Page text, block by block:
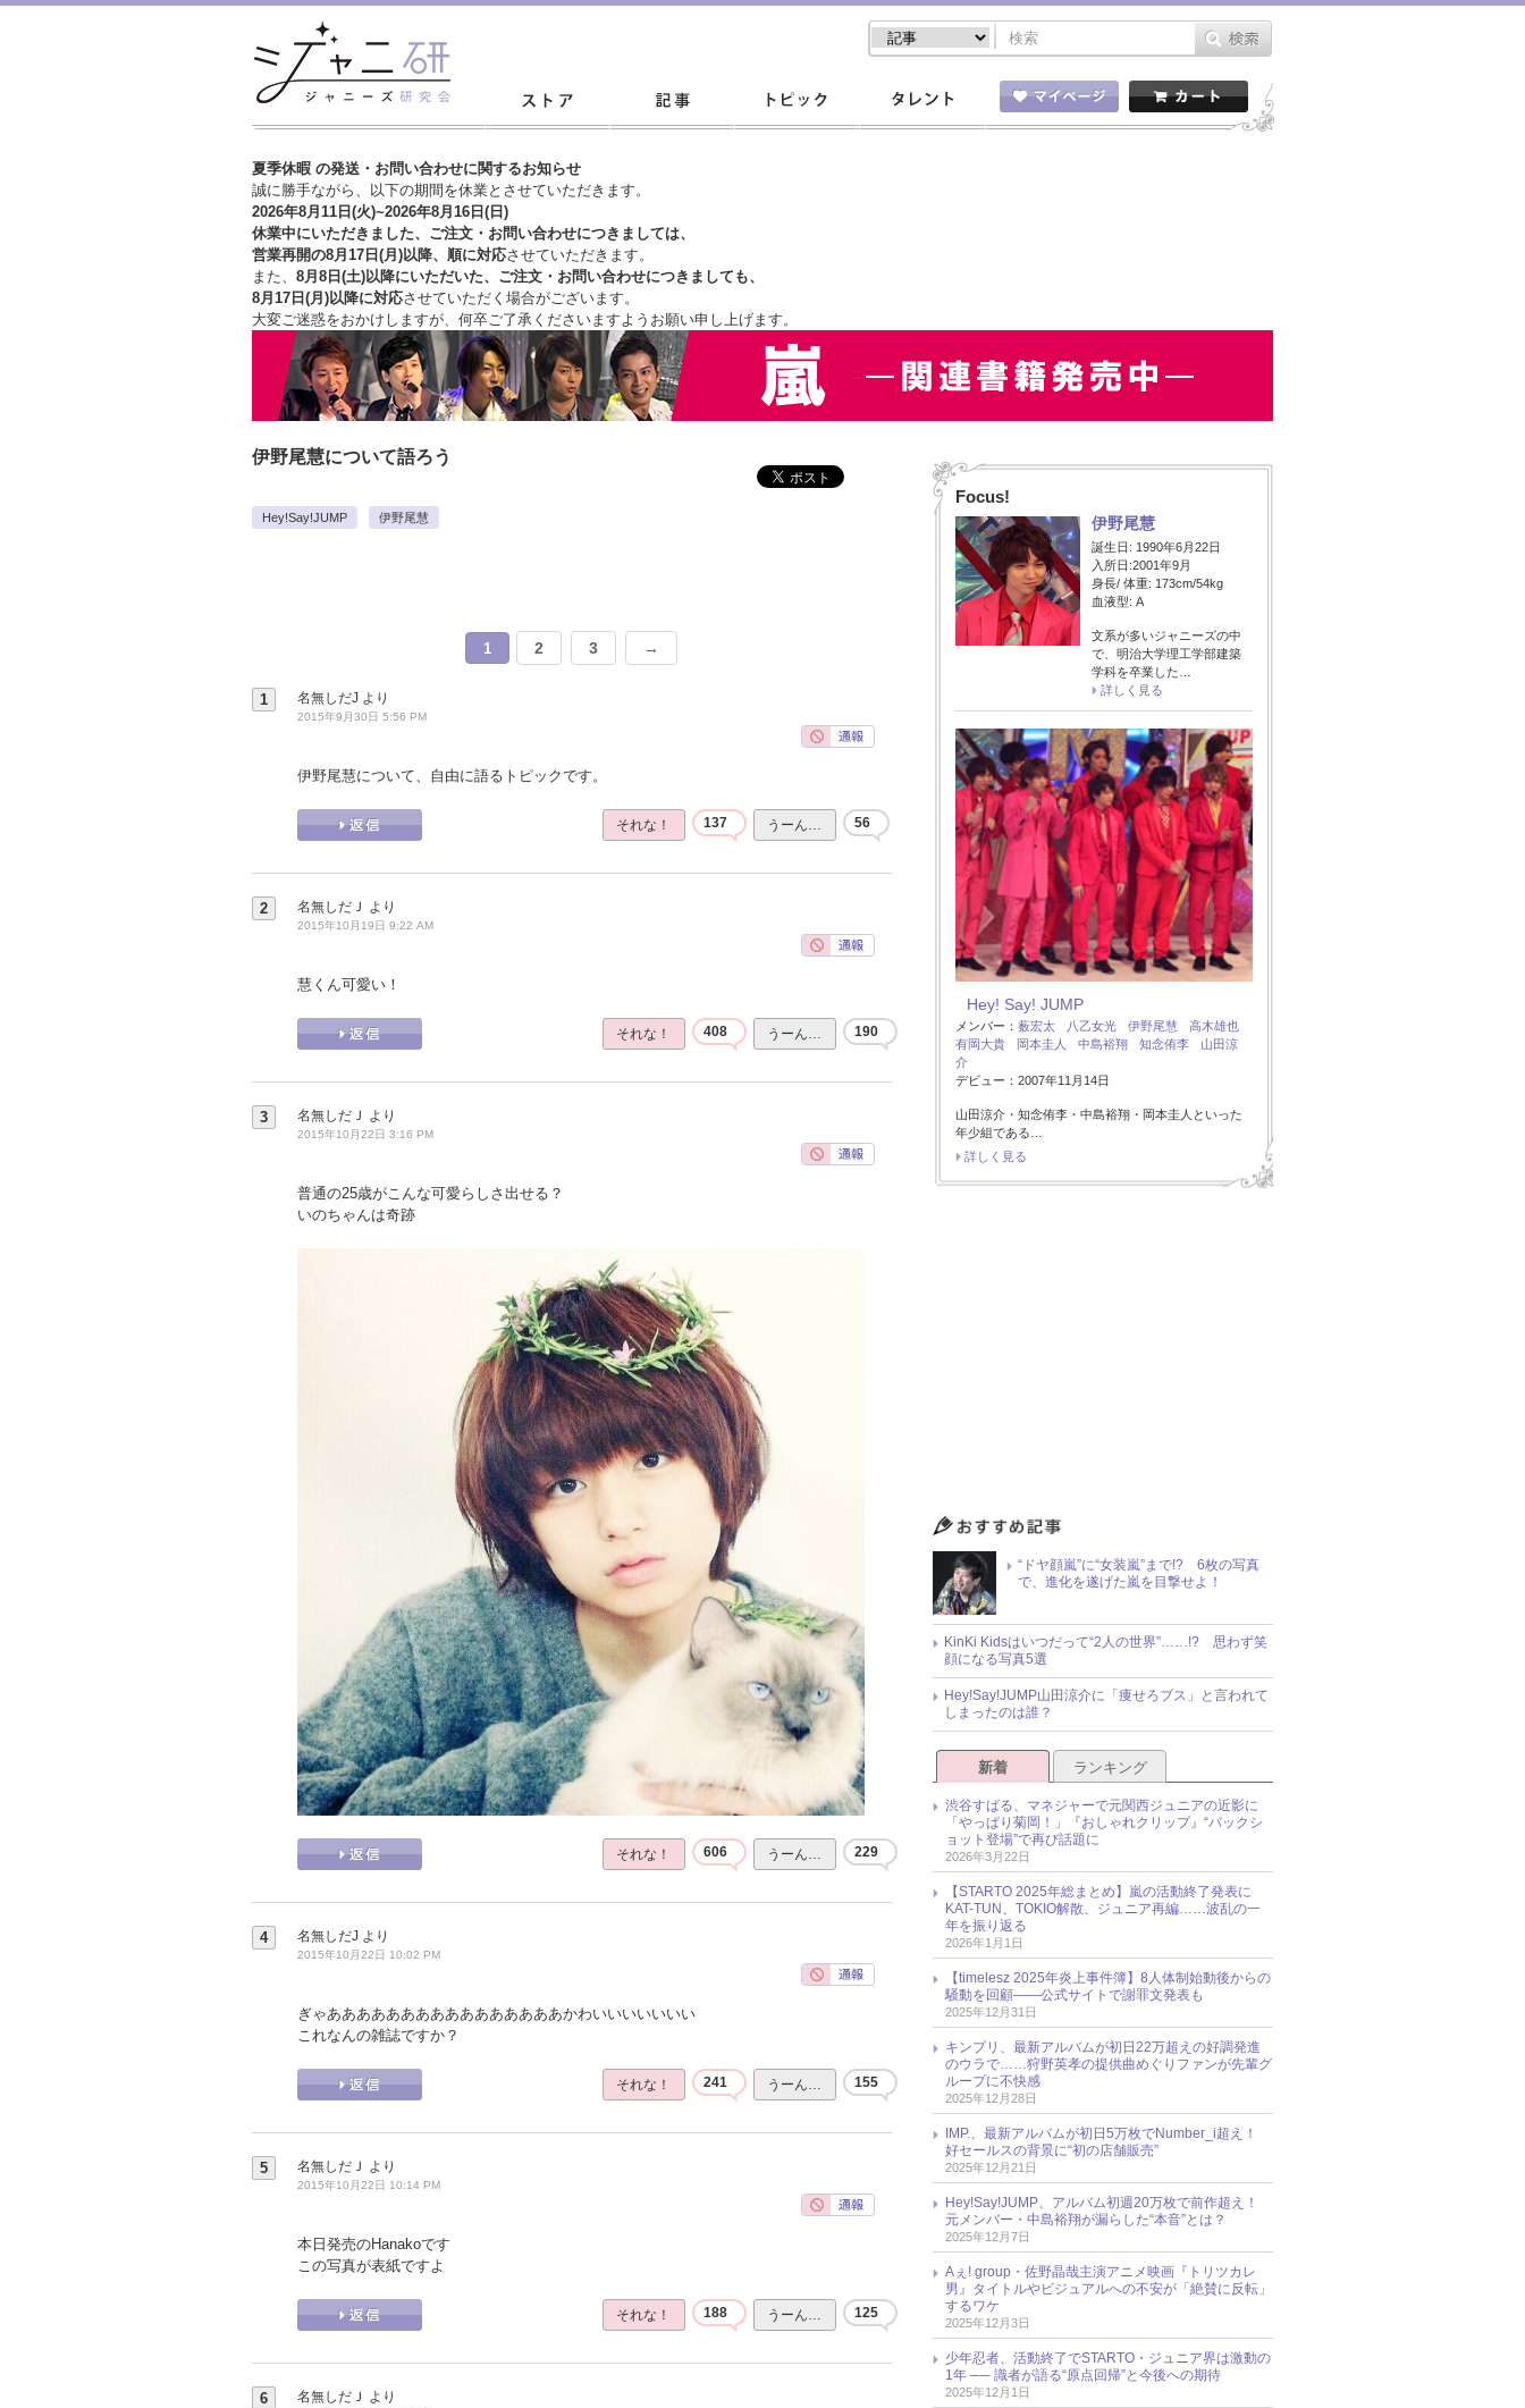
夏季休暇 の発送・お問い合わせに関するお知らせ
誠に勝手ながら、以下の期間を休業とさせていただきます。
2026年8月11日(火)~2026年8月16日(日)
休業中にいただきました、ご注文・お問い合わせにつきましては、
営業再開の8月17日(月)以降、順に対応させていただきます。
また、 8月8日(土)以降にいただいた、ご注文・ お問い合わせにつきましても、
8月17日(月)以降に対応させていただく場合がございます。
大変ご迷惑をおかけしますが、 何卒ご了承くださいますようお願い申し上げます。
伊野尾慧について語ろう
Hey!Say!JUMP 伊野尾慧
1 2 3 →
1 名無しだJ より
2015年9月30日 5:56 PM
伊野尾慧について、自由に語るトピックです。
それな！ 137 うーん… 56
2 名無しだＪ より
2015年10月19日 9:22 AM
慧くん可愛い！
それな！ 408 うーん… 190
3 名無しだＪ より
2015年10月22日 3:16 PM
普通の25歳がこんな可愛らしさ出せる？
いのちゃんは奇跡
それな！ 606 うーん… 229
4 名無しだJ より
2015年10月22日 10:02 PM
ぎゃああああああああああああああああかわいいいいいいい
これなんの雑誌ですか？
それな！ 241 うーん… 155
5 名無しだＪ より
2015年10月22日 10:14 PM
本日発売のHanakoです
この写真が表紙ですよ
それな！ 188 うーん… 125
6 名無しだＪ より
Focus!
伊野尾慧
誕生日: 1990年6月22日
入所日:2001年9月
身長/ 体重: 173cm/54kg
血液型: A
文系が多いジャニーズの中
で、明治大学理工学部建築
学科を卒業した…
詳しく見る
Hey! Say! JUMP
メンバー： 薮宏太 八乙女光 伊野尾慧
高木雄也
有岡大貴
岡本圭人 中島裕翔 知念侑李
山田涼
介
デビュー：2007年11月14日
山田涼介・知念侑李・中島裕翔・岡本圭人といった
年少組である…
詳しく見る
“ドヤ顔嵐”に“女装嵐”まで!? 6枚の写真
で、進化を遂げた嵐を目撃せよ！
KinKi Kidsはいつだって“2人の世界”……!? 思わず笑
顔になる写真5選
Hey!Say!JUMP山田涼介に「痩せろブス」と言われて
しまったのは誰？
新着 ランキング
渋谷すばる、マネジャーで元関西ジュニアの近影に
「やっぱり菊岡！」『おしゃれクリップ』“バックシ
ョット登場”で再び話題に
2026年3月22日
【STARTO 2025年総まとめ】嵐の活動終了発表に
KAT-TUN、TOKIO解散、ジュニア再編……波乱の一
年を振り返る
2026年1月1日
【timelesz 2025年炎上事件簿】8人体制始動後からの
騒動を回顧――公式サイトで謝罪文発表も
2025年12月31日
キンプリ、最新アルバムが初日22万超えの好調発進
のウラで……狩野英孝の提供曲めぐりファンが先輩グ
ループに不快感
2025年12月28日
IMP.、最新アルバムが初日5万枚でNumber_i超え！
好セールスの背景に“初の店舗販売”
2025年12月21日
Hey!Say!JUMP、アルバム初週20万枚で前作超え！
元メンバー・中島裕翔が漏らした“本音”とは？
2025年12月7日
Aぇ! group・佐野晶哉主演アニメ映画『トリツカレ
男』タイトルやビジュアルへの不安が「絶賛に反転」
するワケ
2025年12月3日
少年忍者、活動終了でSTARTO・ジュニア界は激動の
1年 ── 識者が語る“原点回帰”と今後への期待
2025年12月1日